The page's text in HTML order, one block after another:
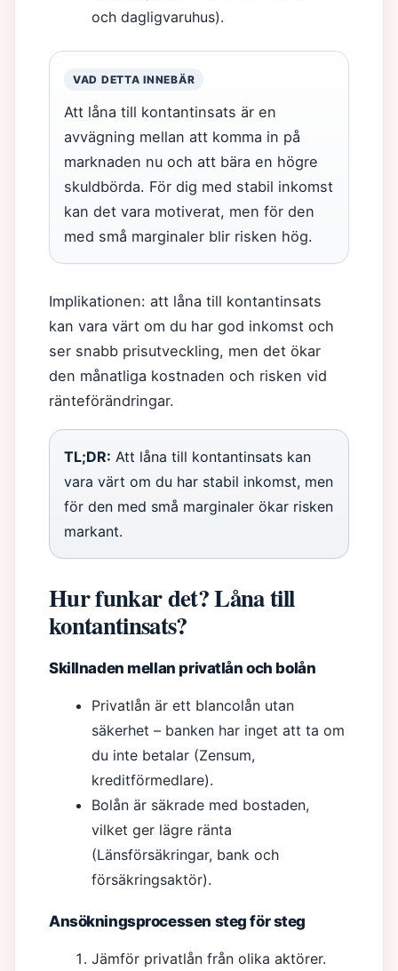
och dagligvaruhus).
VAD DETTA INNEBÄR
Att låna till kontantinsats är en
avvägning mellan att komma in på
marknaden nu och att bära en högre
skuldbörda. För dig med stabil inkomst
kan det vara motiverat, men för den
med små marginaler blir risken hög.
Implikationen: att låna till kontantinsats
kan vara värt om du har god inkomst och
ser snabb prisutveckling, men det ökar
den månatliga kostnaden och risken vid
ränteförändringar.
TL;DR: Att låna till kontantinsats kan
vara värt om du har stabil inkomst, men
för den med små marginaler ökar risken
markant.
Hur funkar det? Låna till
kontantinsats?
Skillnaden mellan privatlån och bolån
Privatlån är ett blancolån utan
säkerhet – banken har inget att ta om
du inte betalar (Zensum,
kreditförmedlare).
Bolån är säkrade med bostaden,
vilket ger lägre ränta
(Länsförsäkringar, bank och
försäkringsaktör).
Ansökningsprocessen steg för steg
Jämför privatlån från olika aktörer.